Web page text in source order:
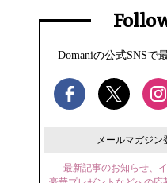
Domaniの公式SNSで
メールマガジン
最新記事のお知らせ、